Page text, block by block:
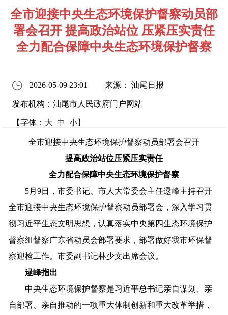
全市迎接中央生态环境保护督察动员部
署会召开 提高政治站位 压紧压实责任
全力配合保障中央生态环境保护督察
2026-05-09 23:01 来源： 汕尾日报
发布机构：汕尾市人民政府门户网站
【字体： 大 中 小】
全市迎接中央生态环境保护督察动员部署会召开
提高政治站位压紧压实责任
全力配合保障中央生态环境保护督察
5月9日，市委书记、市人大常委会主任逯峰主持召开
全市迎接中央生态环境保护督察动员部署会，深入学习贯
彻习近平生态文明思想，认真落实中央第四生态环境保护
督察组督察广东省动员会部署要求，部署做好我市环保督
察迎检工作。市委副书记林少文出席会议。
逯峰指出
中央生态环境保护督察是习近平总书记亲自谋划、亲
自部署、亲自推动的一项重大体制创新和重大改革举措 ，